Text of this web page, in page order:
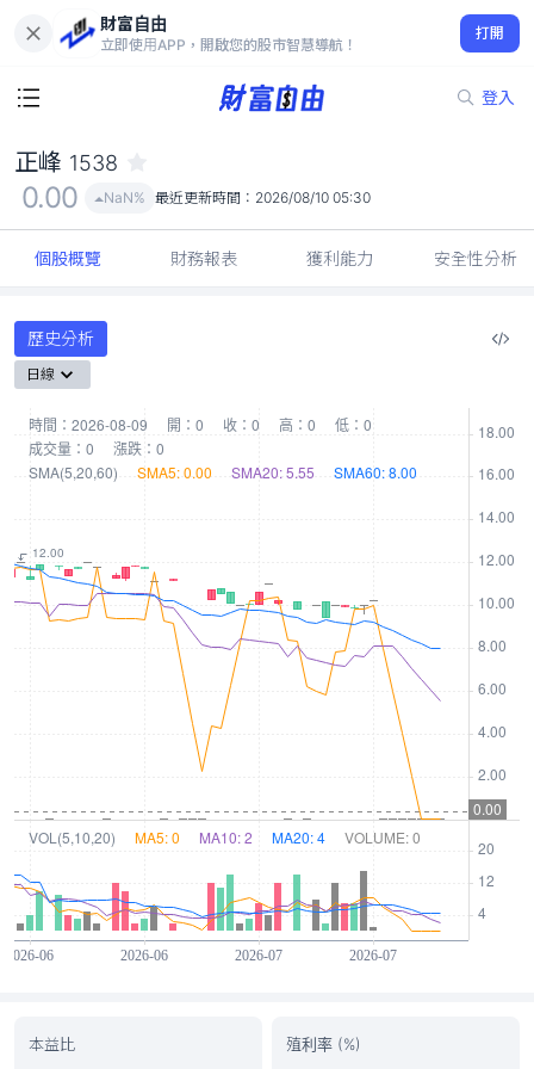
財富自由
立即使用APP，開啟您的股市智慧導航！
打開
登入
0.00
NaN%
正峰 1538
0.00 NaN% 最近更新時間： 2026/08/10 05:30
個股概覽 財務報表 獲利能力 安全性分析
歷史分析
日線
本益比 殖利率 (%)